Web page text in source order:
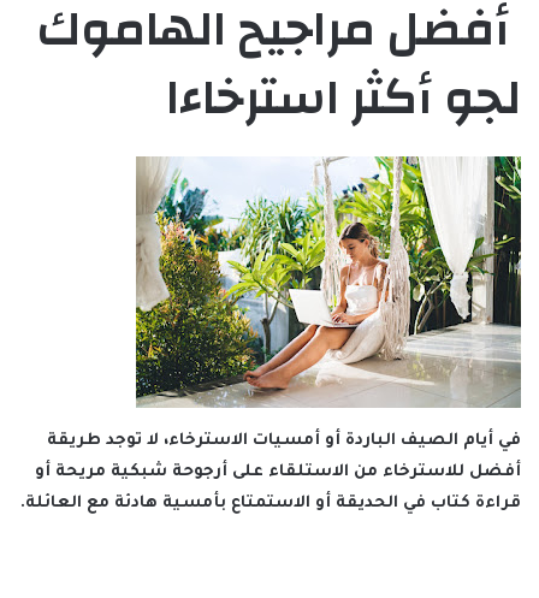
أفضل مراجيح الهاموك
لجو أكثر استرخاءا
في أيام الصيف الباردة أو أمسيات الاسترخاء، لا توجد طريقة
أفضل للاسترخاء من الاستلقاء على أرجوحة شبكية مريحة أو
قراءة كتاب في الحديقة أو الاستمتاع بأمسية هادئة مع العائلة.